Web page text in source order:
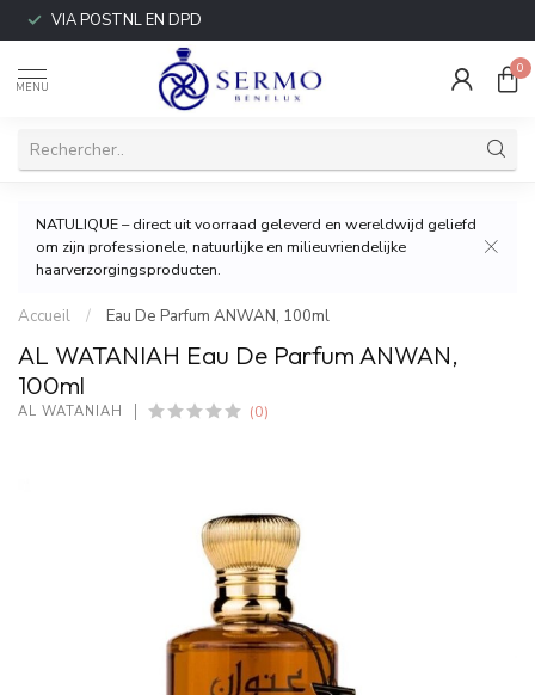
VIA POSTNL EN DPD
MENU
0
NATULIQUE – direct uit voorraad geleverd en wereldwijd geliefd
om zijn professionele, natuurlijke en milieuvriendelijke
haarverzorgingsproducten.
Accueil / Eau De Parfum ANWAN, 100ml
AL WATANIAH Eau De Parfum ANWAN,
100ml
AL WATANIAH (0)